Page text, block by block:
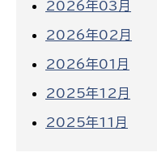
2026年03月
2026年02月
2026年01月
2025年12月
2025年11月